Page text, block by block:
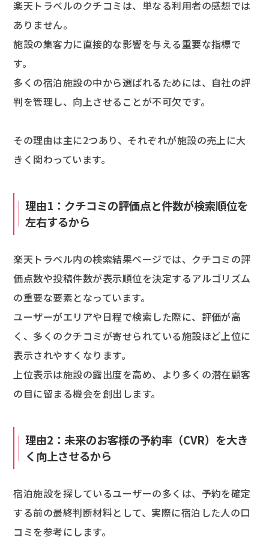
楽天トラベルのクチコミは、単なる利用者の感想では
ありません。
施設の集客力に直接的な影響を与える重要な指標で
す。
多くの宿泊施設の中から選ばれるためには、自社の評
判を管理し、向上させることが不可欠です。
その理由は主に2つあり、それぞれが施設の売上に大
きく関わっています。
理由1：クチコミの評価点と件数が検索順位を
左右するから
楽天トラベル内の検索結果ページでは、クチコミの評
価点数や投稿件数が表示順位を決定するアルゴリズム
の重要な要素となっています。
ユーザーがエリアや日程で検索した際に、評価が高
く、多くのクチコミが寄せられている施設ほど上位に
表示されやすくなります。
上位表示は施設の露出度を高め、より多くの潜在顧客
の目に留まる機会を創出します。
理由2：未来のお客様の予約率（CVR）を大き
く向上させるから
宿泊施設を探しているユーザーの多くは、予約を確定
する前の最終判断材料として、実際に宿泊した人の口
コミを参考にします。